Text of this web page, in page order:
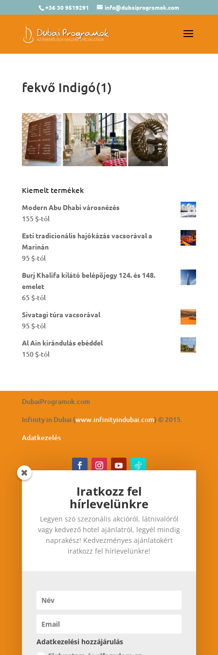
+36 30 9519291 info@dubaiprogramok.com
fekvő Indigó(1)
Kiemelt termékek
Modern Abu Dhabi városnézés
155 $-tól
Esti tradicionális hajókázás vacsorával a
Marinán
95 $-tól
Burj Khalifa kilátó belépőjegy 124. és 148.
emelet
65 $-tól
Sivatagi túra vacsorával
95 $-tól
Al Ain kirándulás ebéddel
150 $-tól
DubaiProgramok.com
Infinity in Dubai (www.infinityindubai.com) © 2015.
Adatkezelés
Iratkozz fel hírlevelünkre
Legyen szó szezonális akcióról, látnivalóról vagy
kedvező hotel ajánlatról, legyél mindig
naprakész! Kedvezményes ajánlatokért iratkozz
Adatkezelési hozzájárulás
Iratkozz fel
hírlevelünkre
Legyen szó szezonális akcióról, látnivalóról
vagy kedvező hotel ajánlatról, legyél mindig
naprakész! Kedvezményes ajánlatokért
iratkozz fel hírlevelünkre!
Adatkezelési hozzájárulás